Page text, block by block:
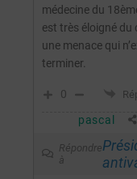
médecine du
est très éloigné du
une menace qui
terminer.
0
pascal
Répondre
à